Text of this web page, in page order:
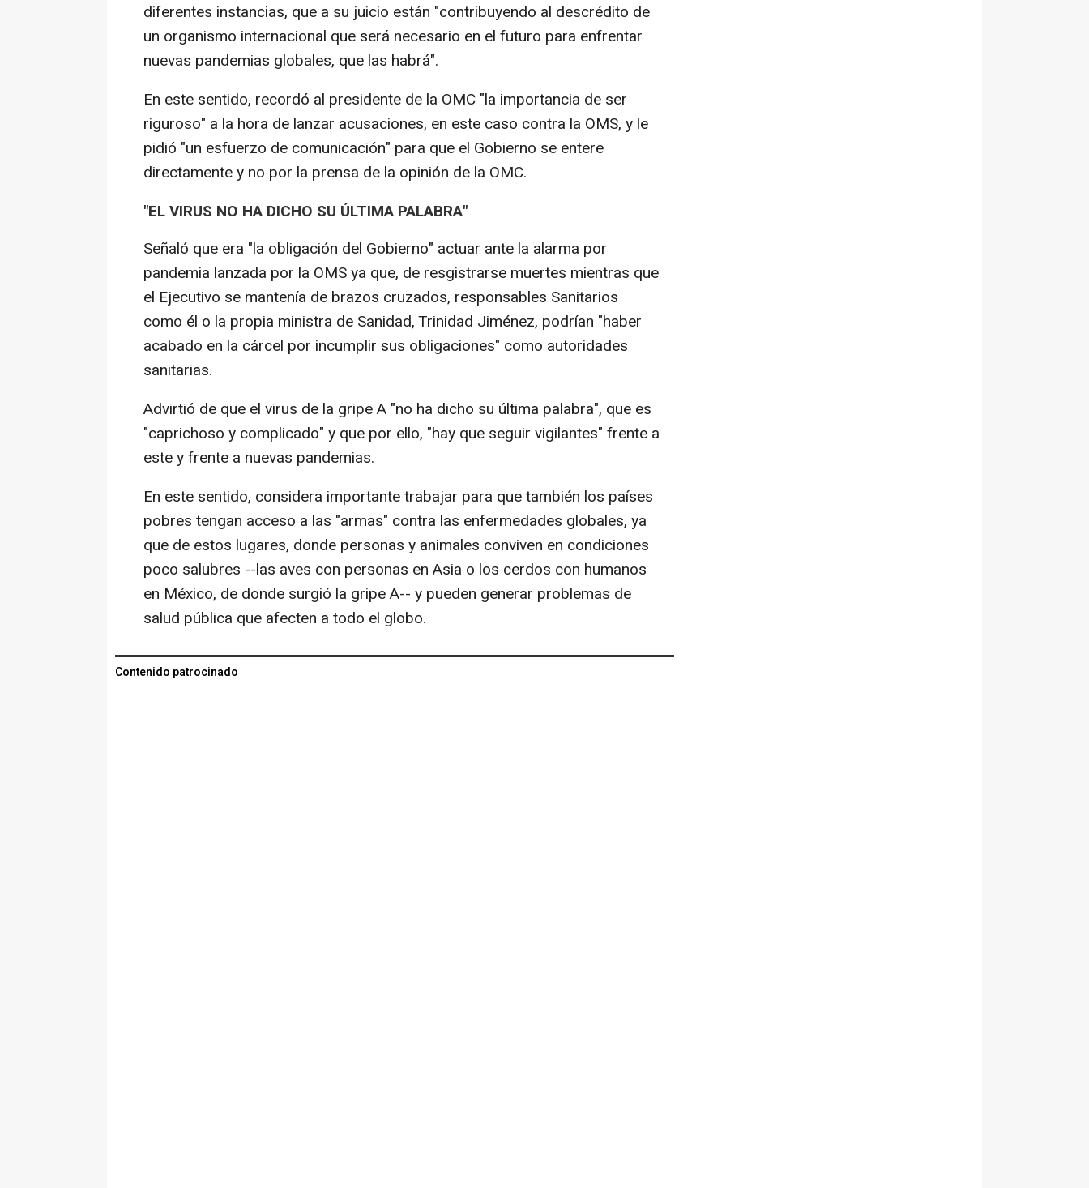
diferentes instancias, que a su juicio están "contribuyendo al descrédito de
un organismo internacional que será necesario en el futuro para enfrentar
nuevas pandemias globales, que las habrá".
En este sentido, recordó al presidente de la OMC "la importancia de ser
riguroso" a la hora de lanzar acusaciones, en este caso contra la OMS, y le
pidió "un esfuerzo de comunicación" para que el Gobierno se entere
directamente y no por la prensa de la opinión de la OMC.
"EL VIRUS NO HA DICHO SU ÚLTIMA PALABRA"
Señaló que era "la obligación del Gobierno" actuar ante la alarma por
pandemia lanzada por la OMS ya que, de resgistrarse muertes mientras que
el Ejecutivo se mantenía de brazos cruzados, responsables Sanitarios
como él o la propia ministra de Sanidad, Trinidad Jiménez, podrían "haber
acabado en la cárcel por incumplir sus obligaciones" como autoridades
sanitarias.
Advirtió de que el virus de la gripe A "no ha dicho su última palabra", que es
"caprichoso y complicado" y que por ello, "hay que seguir vigilantes" frente a
este y frente a nuevas pandemias.
En este sentido, considera importante trabajar para que también los países
pobres tengan acceso a las "armas" contra las enfermedades globales, ya
que de estos lugares, donde personas y animales conviven en condiciones
poco salubres --las aves con personas en Asia o los cerdos con humanos
en México, de donde surgió la gripe A-- y pueden generar problemas de
salud pública que afecten a todo el globo.
Contenido patrocinado